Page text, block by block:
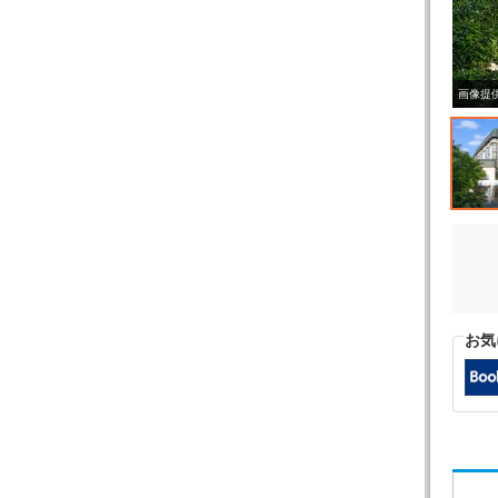
画像提
お